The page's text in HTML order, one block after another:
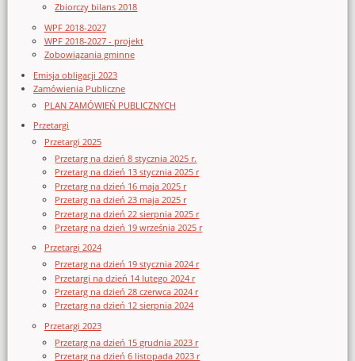
Zbiorczy bilans 2018
WPF 2018-2027
WPF 2018-2027 - projekt
Zobowiązania gminne
Emisja obligacji 2023
Zamówienia Publiczne
PLAN ZAMÓWIEŃ PUBLICZNYCH
Przetargi
Przetargi 2025
Przetarg na dzień 8 stycznia 2025 r.
Przetarg na dzień 13 stycznia 2025 r
Przetarg na dzień 16 maja 2025 r
Przetarg na dzień 23 maja 2025 r
Przetarg na dzień 22 sierpnia 2025 r
Przetarg na dzień 19 września 2025 r
Przetargi 2024
Przetarg na dzień 19 stycznia 2024 r
Przetargi na dzień 14 lutego 2024 r
Przetarg na dzień 28 czerwca 2024 r
Przetarg na dzień 12 sierpnia 2024
Przetargi 2023
Przetarg na dzień 15 grudnia 2023 r
Przetarg na dzień 6 listopada 2023 r